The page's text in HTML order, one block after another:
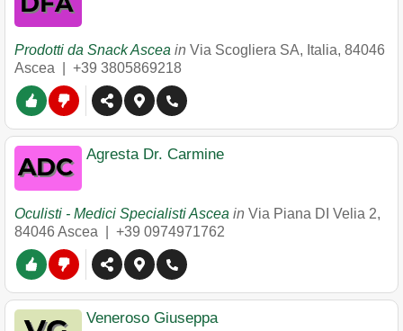
Prodotti da Snack Ascea in Via Scogliera SA, Italia, 84046
Ascea
+39 3805869218
Agresta Dr. Carmine
Oculisti - Medici Specialisti Ascea in Via Piana DI Velia 2,
84046 Ascea +39 0974971762
Veneroso Giuseppa